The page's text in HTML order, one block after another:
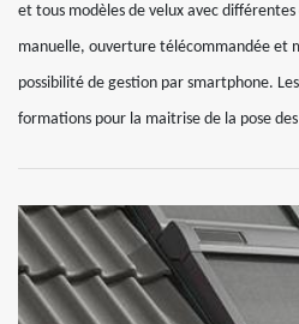
et tous modèles de velux avec
manuelle, ouverture télécommandée et
possibilité de gestion par smartphone.
formations pour la maitrise de la pose